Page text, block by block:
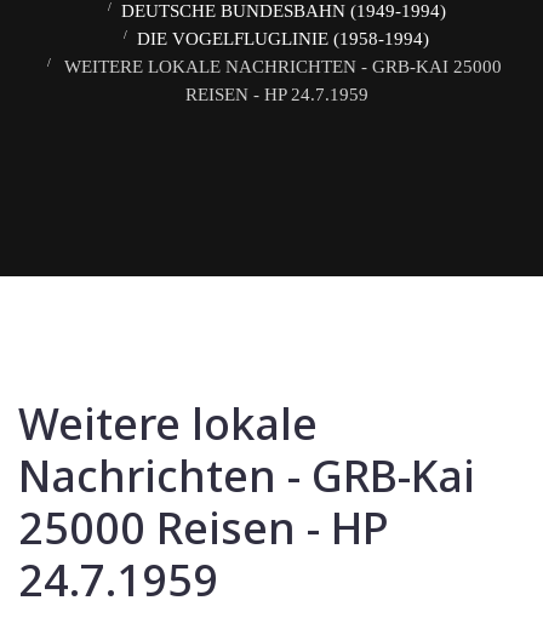
DEUTSCHE BUNDESBAHN (1949-1994)
DIE VOGELFLUGLINIE (1958-1994)
WEITERE LOKALE NACHRICHTEN - GRB-KAI 25000
REISEN - HP 24.7.1959
Weitere lokale
Nachrichten - GRB-Kai
25000 Reisen - HP
24.7.1959